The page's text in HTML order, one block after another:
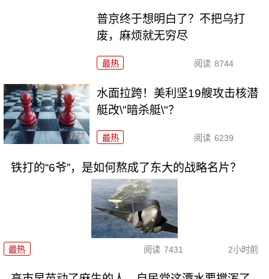
普京终于想明白了？不把乌打
废，麻烦就无穷尽
最热 阅读 8744
水面拉跨！美利坚19艘攻击核潜
艇改\"暗杀艇\"？
最热 阅读 6239
铁打的“6爷”，是如何熬成了东大的战略名片？
最热 阅读 7431 2小时前